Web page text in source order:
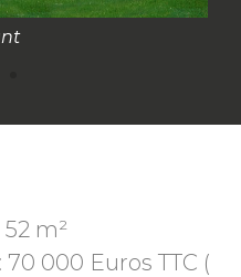
m²
000 Euros TTC (